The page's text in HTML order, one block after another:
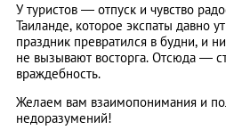
У туристов — отпуск и чувство
Таиланде, которое экспаты давно
праздник превратился в будни, и
не вызывают восторга. Отсюда —
враждебность.
Желаем вам взаимопонимания и
недоразумений!